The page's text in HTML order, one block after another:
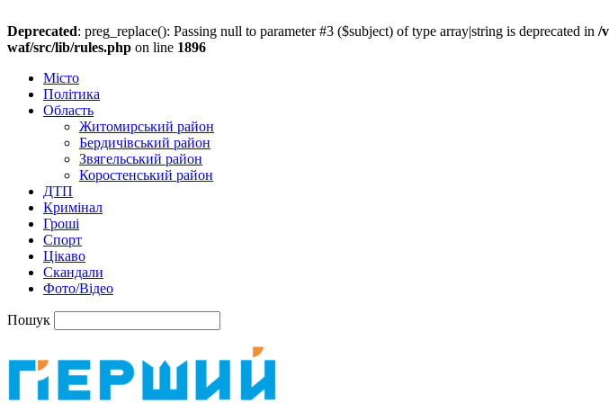
Deprecated: preg_replace(): Passing null to parameter #3 ($subject) of type array|string is deprecated in /
waf/src/lib/rules.php on line 1896
Місто
Політика
Область
Житомирський район
Бердичівський район
Звягельський район
Коростенський район
ДТП
Кримінал
Гроші
Спорт
Цікаво
Скандали
Фото/Відео
Пошук